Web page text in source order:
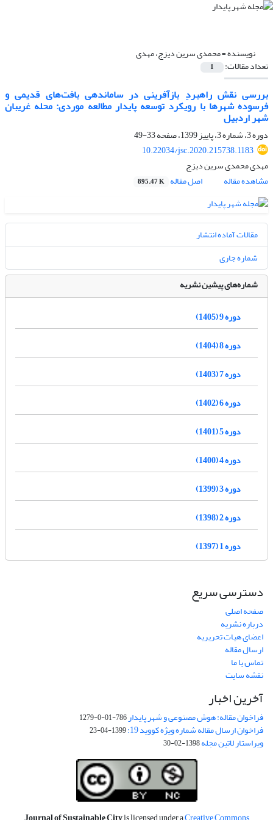
نویسنده =محمدی سرین دیزج، مهدی
تعداد مقالات: 1
بررسی نقش راهبردِ بازآفرینی در ساماندهی بافت‌های قدیمی و
فرسوده شهرها با رویکرد توسعه پایدار مطالعه موردی: محله غریبان
شهر اردبیل
دوره 3، شماره 3، پاییز 1399، صفحه
33-49
10.22034/jsc.2020.215738.1183
مهدی محمدی سرین دیزج
مشاهده مقاله
اصل مقاله 895.47 K
مقالات آماده انتشار
شماره جاری
شماره‌های پیشین نشریه
دوره 9 (1405)
دوره 8 (1404)
دوره 7 (1403)
دوره 6 (1402)
دوره 5 (1401)
دوره 4 (1400)
دوره 3 (1399)
دوره 2 (1398)
دوره 1 (1397)
دسترسی سریع
صفحه اصلی
درباره نشریه
اعضای هیات تحریریه
ارسال مقاله
تماس با ما
نقشه سایت
آخرین اخبار
فراخوان مقاله: هوش مصنوعی و شهر پایدار786-01-0-1279
فراخوان ارسال مقاله شماره ویژه کووید 19: 1399-04-23
ویراستار لاتین مجله1398-02-30